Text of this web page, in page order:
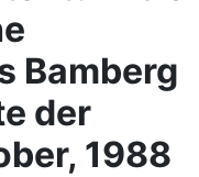
Bamberg
der
1988